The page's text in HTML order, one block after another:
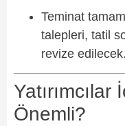
Teminat
talepleri, tatil
revize edilecek.
Önemli?